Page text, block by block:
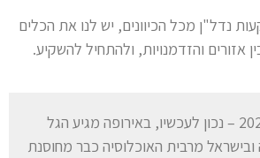
נדל"ן מכל הכיוונים, יש לנו את הכלים
אזורים והזדמנויות, ולהתחיל להשקיע.
****עדכון אפריל 2021 – נכון לעכשיו, באירופה מגיע הגל
ובישראל מרבית האוכלוסיה כבר מחוסנת